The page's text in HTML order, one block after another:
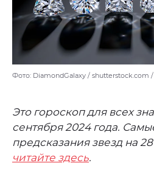
Фото: DiamondGalaxy / shutterstock.com
Это гороскоп для всех
сентября 2024 года.
предсказания звезд на
читайте здесь.